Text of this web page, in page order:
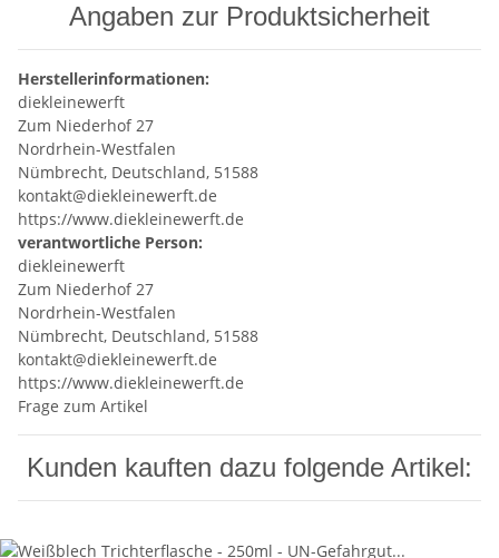
Angaben zur Produktsicherheit
Herstellerinformationen:
diekleinewerft
Zum Niederhof 27
Nordrhein-Westfalen
Nümbrecht, Deutschland, 51588
kontakt@diekleinewerft.de
https://www.diekleinewerft.de
verantwortliche Person:
diekleinewerft
Zum Niederhof 27
Nordrhein-Westfalen
Nümbrecht, Deutschland, 51588
kontakt@diekleinewerft.de
https://www.diekleinewerft.de
Frage zum Artikel
Kunden kauften dazu folgende Artikel: